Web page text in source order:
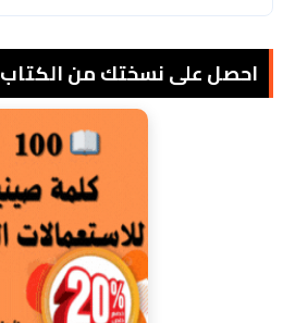
احصل على نسختك من الكتاب